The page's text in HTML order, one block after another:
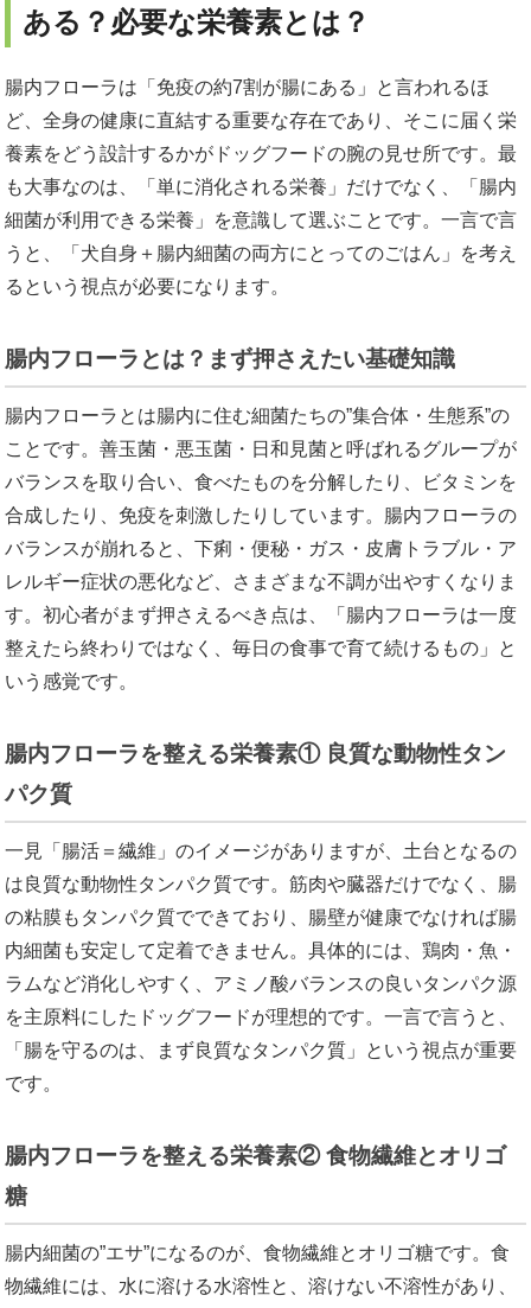
ある？必要な栄養素とは？
腸内フローラは「免疫の約7割が腸にある」と言われるほ
ど、全身の健康に直結する重要な存在であり、そこに届く栄
養素をどう設計するかがドッグフードの腕の見せ所です。最
も大事なのは、「単に消化される栄養」だけでなく、「腸内
細菌が利用できる栄養」を意識して選ぶことです。一言で言
うと、「犬自身＋腸内細菌の両方にとってのごはん」を考え
るという視点が必要になります。
腸内フローラとは？まず押さえたい基礎知識
腸内フローラとは腸内に住む細菌たちの”集合体・生態系”の
ことです。善玉菌・悪玉菌・日和見菌と呼ばれるグループが
バランスを取り合い、食べたものを分解したり、ビタミンを
合成したり、免疫を刺激したりしています。腸内フローラの
バランスが崩れると、下痢・便秘・ガス・皮膚トラブル・ア
レルギー症状の悪化など、さまざまな不調が出やすくなりま
す。初心者がまず押さえるべき点は、「腸内フローラは一度
整えたら終わりではなく、毎日の食事で育て続けるもの」と
いう感覚です。
腸内フローラを整える栄養素① 良質な動物性タン
パク質
一見「腸活＝繊維」のイメージがありますが、土台となるの
は良質な動物性タンパク質です。筋肉や臓器だけでなく、腸
の粘膜もタンパク質でできており、腸壁が健康でなければ腸
内細菌も安定して定着できません。具体的には、鶏肉・魚・
ラムなど消化しやすく、アミノ酸バランスの良いタンパク源
を主原料にしたドッグフードが理想的です。一言で言うと、
「腸を守るのは、まず良質なタンパク質」という視点が重要
です。
腸内フローラを整える栄養素② 食物繊維とオリゴ
糖
腸内細菌の”エサ”になるのが、食物繊維とオリゴ糖です。食
物繊維には、水に溶ける水溶性と、溶けない不溶性があり、